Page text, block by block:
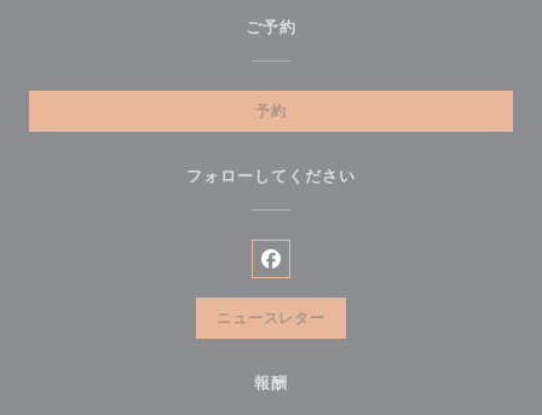
ご予約
予約
フォローしてください
Facebook ((新しいウィンドウ
ニュースレター
報酬